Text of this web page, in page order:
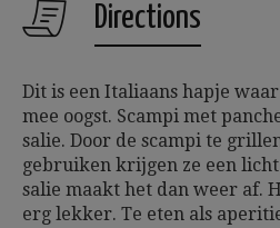
Directions
Dit is een Italiaans hapje
mee oogst. Scampi met
salie. Door de scampi te
gebruiken krijgen ze een
salie maakt het dan weer af.
erg lekker. Te eten als